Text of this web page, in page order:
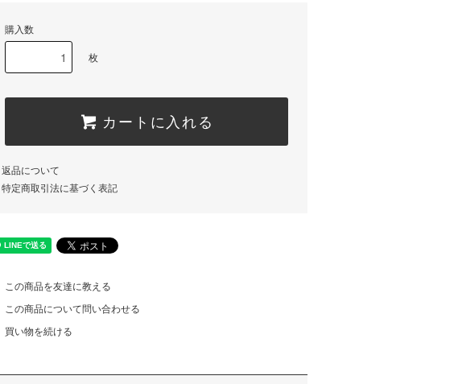
購入数
枚
カートに入れる
返品について
特定商取引法に基づく表記
この商品を友達に教える
この商品について問い合わせる
買い物を続ける